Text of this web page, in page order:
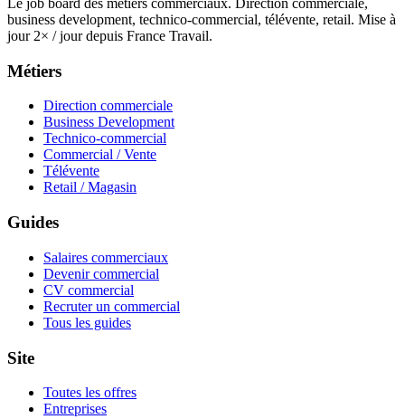
Le job board des métiers commerciaux. Direction commerciale,
business development, technico-commercial, télévente, retail. Mise à
jour 2× / jour depuis France Travail.
Métiers
Direction commerciale
Business Development
Technico-commercial
Commercial / Vente
Télévente
Retail / Magasin
Guides
Salaires commerciaux
Devenir commercial
CV commercial
Recruter un commercial
Tous les guides
Site
Toutes les offres
Entreprises